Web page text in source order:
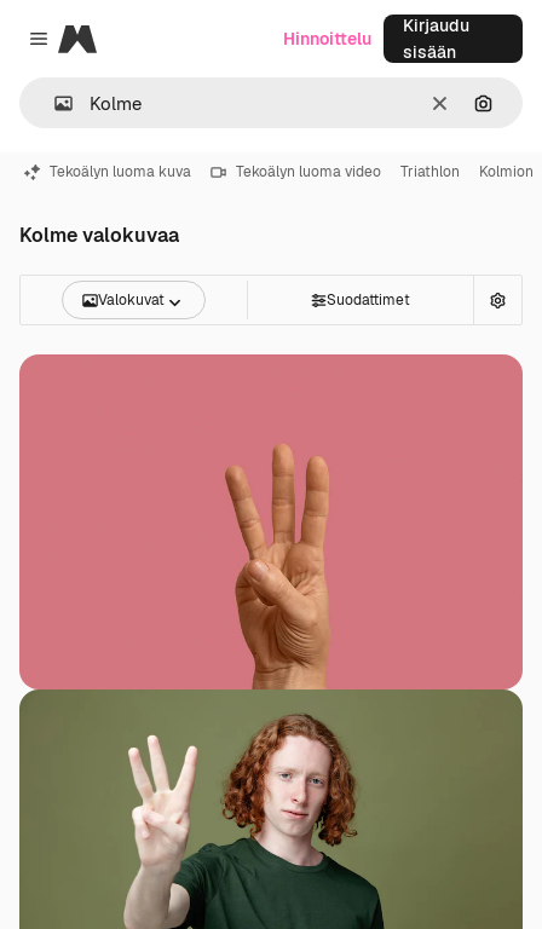
Close menu
Magnific
SelkeäHae
Hinnoittelu
Kirjaudu
sisään
Tekoälyn luoma kuva Tekoälyn luoma video Triathlon Kolmion
Kolme valokuvaa
Valokuvat Suodattimet